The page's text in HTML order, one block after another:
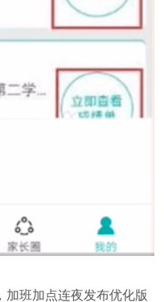
加班加点连夜发布优化版